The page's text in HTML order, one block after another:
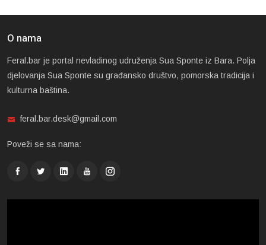
O nama
Feral.bar je portal nevladinog udruženja Sua Sponte iz Bara. Polja
djelovanja Sua Sponte su građansko društvo, pomorska tradicija i
kulturna baština.
feral.bar.desk@gmail.com
Poveži se sa nama: